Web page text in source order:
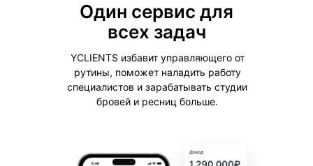
Один сервис для
всех задач
YCLIENTS избавит управляющего от
рутины, поможет наладить работу
специалистов и зарабатывать студии
бровей и ресниц больше.